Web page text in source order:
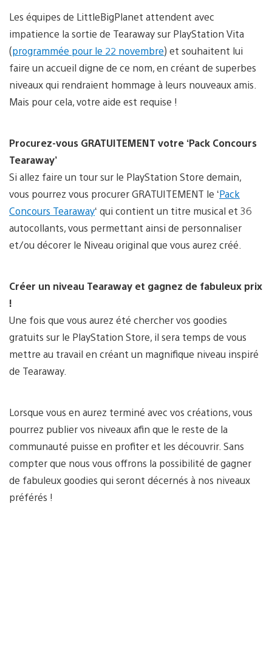
Les équipes de LittleBigPlanet attendent avec
impatience la sortie de Tearaway sur PlayStation Vita
(programmée pour le 22 novembre) et souhaitent lui
faire un accueil digne de ce nom, en créant de superbes
niveaux qui rendraient hommage à leurs nouveaux amis.
Mais pour cela, votre aide est requise !
Procurez-vous GRATUITEMENT votre ‘Pack Concours
Tearaway’
Si allez faire un tour sur le PlayStation Store demain,
vous pourrez vous procurer GRATUITEMENT le ‘Pack
Concours Tearaway‘ qui contient un titre musical et 36
autocollants, vous permettant ainsi de personnaliser
et/ou décorer le Niveau original que vous aurez créé.
Créer un niveau Tearaway et gagnez de fabuleux prix
!
Une fois que vous aurez été chercher vos goodies
gratuits sur le PlayStation Store, il sera temps de vous
mettre au travail en créant un magnifique niveau inspiré
de Tearaway.
Lorsque vous en aurez terminé avec vos créations, vous
pourrez publier vos niveaux afin que le reste de la
communauté puisse en profiter et les découvrir. Sans
compter que nous vous offrons la possibilité de gagner
de fabuleux goodies qui seront décernés à nos niveaux
préférés !